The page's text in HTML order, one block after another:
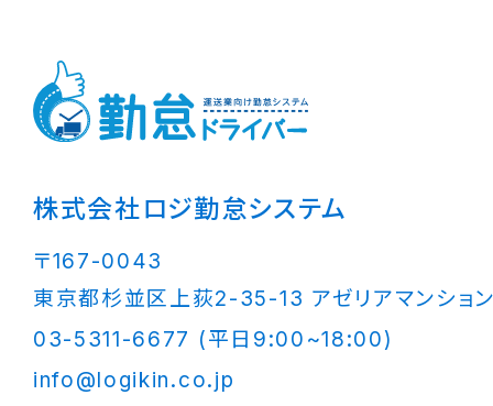
株式会社ロジ勤怠システム
〒167-0043
東京都杉並区上荻2-35-13 アゼリアマンショ
03-5311-6677 (平日9:00~18:00)
info@logikin.co.jp